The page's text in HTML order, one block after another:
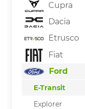
Cupra
Dacia
Etrusco
Fiat
Ford
E-Transit
Explorer